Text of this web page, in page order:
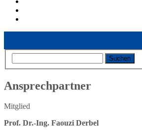
Ansprechpartner
Mitglied
Prof. Dr.-Ing. Faouzi Derbel